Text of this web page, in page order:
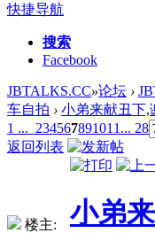
快捷导航
搜索
Facebook
JBTALKS.CC»论坛 ›
车自拍 › 小弟来献丑下
1 ... 234567891011 ... 28
返回列表
楼主:
小弟